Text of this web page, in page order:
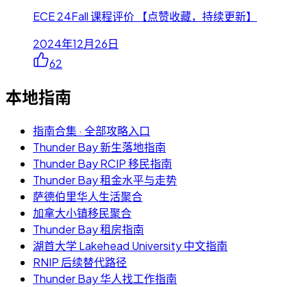
ECE 24Fall 课程评价 【点赞收藏，持续更新】
2024年12月26日
62
本地指南
指南合集 · 全部攻略入口
Thunder Bay 新生落地指南
Thunder Bay RCIP 移民指南
Thunder Bay 租金水平与走势
萨德伯里华人生活聚合
加拿大小镇移民聚合
Thunder Bay 租房指南
湖首大学 Lakehead University 中文指南
RNIP 后续替代路径
Thunder Bay 华人找工作指南